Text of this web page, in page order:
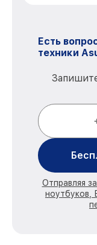
Есть
техники
Отправляя
ноутбуков,